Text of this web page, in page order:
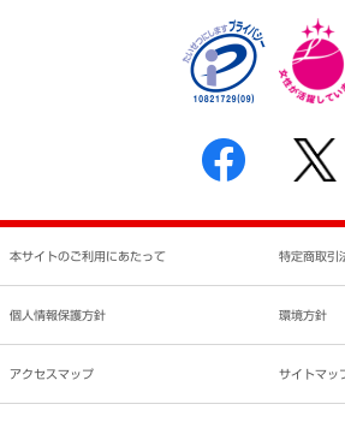
反社会的勢力に対する基本方針
書面による個人情報の開示等の請求の手続きにつ
本サイトのご利用にあたって 特定商取引
個人情報保護方針 環境方針
アクセスマップ サイトマッ